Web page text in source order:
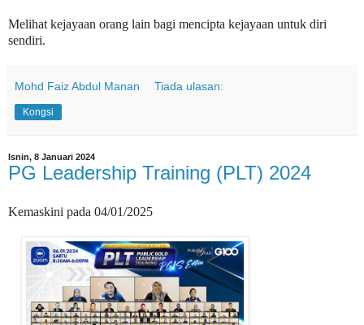
Melihat kejayaan orang lain bagi mencipta kejayaan untuk diri
sendiri.
Mohd Faiz Abdul Manan Tiada ulasan:
Kongsi
Isnin, 8 Januari 2024
PG Leadership Training (PLT) 2024
Kemaskini pada 04/01/2025